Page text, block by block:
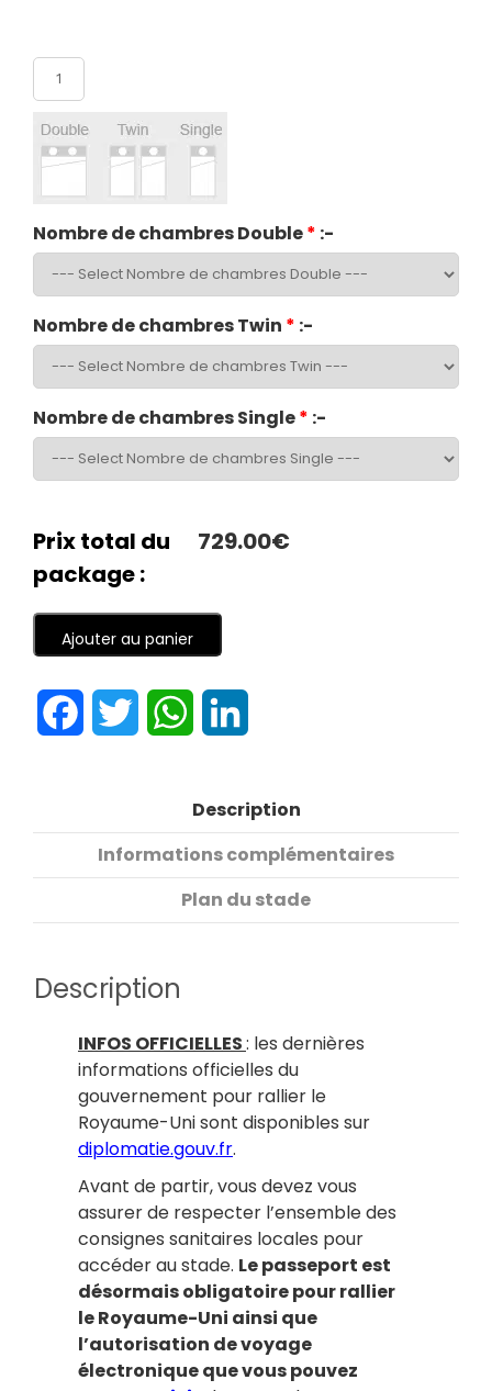
Nombre de chambres Double* :-
Nombre de chambres Twin * :-
Nombre de chambres Single* :-
Prix total du
package :
729.00€
Ajouter au panier
FacebookTwitter WhatsApp
Description
Informations complémentaires
Plan du stade
Description
INFOS OFFICIELLES: les dernières
informations officielles du
gouvernement pour rallier le
Royaume-Uni sont disponibles sur
diplomatie.gouv.fr.
Avant de partir, vous devez vous
assurer de respecter l’ensemble des
consignes sanitaires locales pour
accéder au stade. Le passeport est
désormais obligatoire pour rallier
le Royaume-Uni ainsi que
l’autorisation de voyage
électronique que vous pouvez